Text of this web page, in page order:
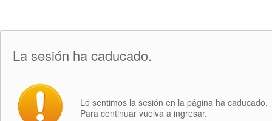
La sesión ha caducado.
Lo sentimos la sesión en la página ha caducado.
Para continuar vuelva a ingresar.